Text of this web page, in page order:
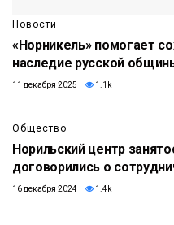
Новости
«Норникель» помогает
наследие русской
11 декабря 2025 1.1k
Общество
Норильский центр
договорились о
16 декабря 2024 1.4k